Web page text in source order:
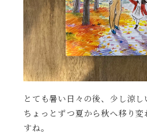
とても暑い日々の後、少し涼し
ちょっとずつ夏から秋へ移り
すね。